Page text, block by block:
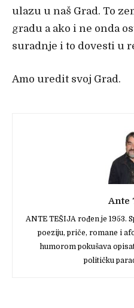
ulazu u naš Grad. To
gradu a ako i ne onda
suradnje i to dovesti u
Amo uredit svoj Grad.
Ante
ANTE TEŠIJA rođen je 1953.
poeziju, priče, romane i
humorom pokušava
političku